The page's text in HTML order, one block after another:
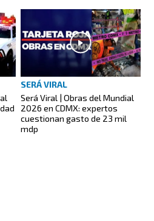
SERÁ VIRAL
Será Viral | Obras del Mundial
2026 en CDMX: expertos
cuestionan gasto de 23 mil
mdp